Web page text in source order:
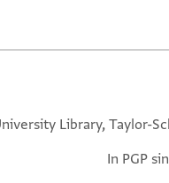
Library, Taylor-
In PGP